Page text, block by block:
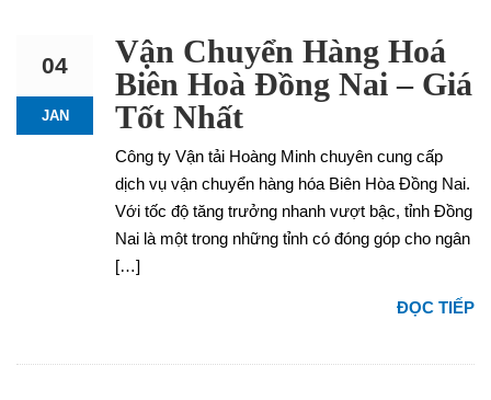
04
JAN
Vận Chuyển Hàng Hoá
Biên Hoà Đồng Nai – Giá
Tốt Nhất
Công ty Vận tải Hoàng Minh chuyên cung cấp
dịch vụ vận chuyển hàng hóa Biên Hòa Đồng Nai.
Với tốc độ tăng trưởng nhanh vượt bậc, tỉnh Đồng
Nai là một trong những tỉnh có đóng góp cho ngân
[…]
ĐỌC TIẾP